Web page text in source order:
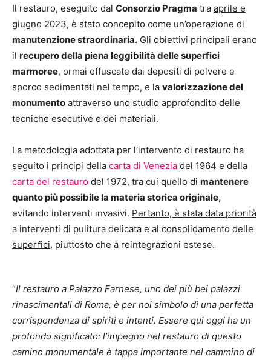
Il restauro, eseguito dal Consorzio Pragma tra aprile e
giugno 2023, è stato concepito come un’operazione di
manutenzione straordinaria. Gli obiettivi principali erano
il recupero della piena leggibilità delle superfici
marmoree, ormai offuscate dai depositi di polvere e
sporco sedimentati nel tempo, e la valorizzazione del
monumento attraverso uno studio approfondito delle
tecniche esecutive e dei materiali.
La metodologia adottata per l’intervento di restauro ha
seguito i principi della carta di Venezia del 1964 e della
carta del restauro del 1972, tra cui quello di mantenere
quanto più possibile la materia storica originale,
evitando interventi invasivi. Pertanto, è stata data priorità
a interventi di pulitura delicata e al consolidamento delle
superfici, piuttosto che a reintegrazioni estese.
“Il restauro a Palazzo Farnese, uno dei più bei palazzi
rinascimentali di Roma, è per noi simbolo di una perfetta
corrispondenza di spiriti e intenti. Essere qui oggi ha un
profondo significato: l’impegno nel restauro di questo
camino monumentale è tappa importante nel cammino di